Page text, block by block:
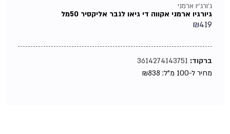
ג'ורג'יו ארמני
גיורגיו ארמני אקווה די גיאו לגבר אליקסיר 50מל
₪419
ברקוד:3614274143751
מחיר ל-100 מ"ל:
₪838